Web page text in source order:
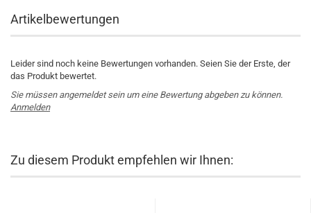
Artikelbewertungen
Leider sind noch keine Bewertungen vorhanden. Seien Sie der Erste, der
das Produkt bewertet.
Sie müssen angemeldet sein um eine Bewertung abgeben zu können.
Anmelden
Zu diesem Produkt empfehlen wir Ihnen: